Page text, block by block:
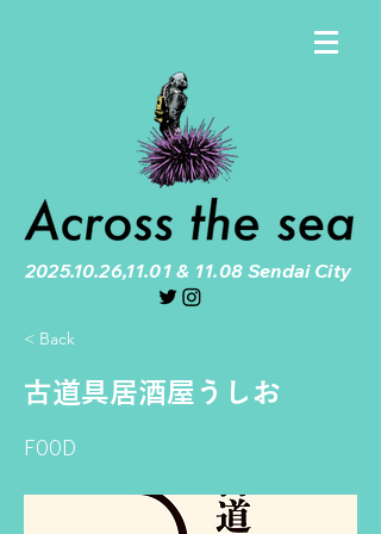
2025.10.26,11.01 & 11.08 Sendai City
< Back
古道具居酒屋うしお
FOOD